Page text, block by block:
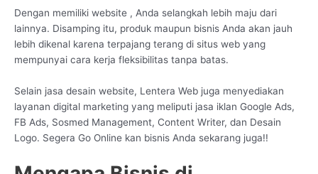
Dengan memiliki website , Anda selangkah lebih maju dari
lainnya. Disamping itu, produk maupun bisnis Anda akan jauh
lebih dikenal karena terpajang terang di situs web yang
mempunyai cara kerja fleksibilitas tanpa batas.
Selain jasa desain website, Lentera Web juga menyediakan
layanan digital marketing yang meliputi jasa iklan Google Ads,
FB Ads, Sosmed Management, Content Writer, dan Desain
Logo. Segera Go Online kan bisnis Anda sekarang juga!!